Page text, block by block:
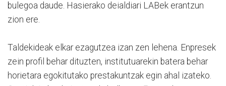
bulegoa daude. Hasierako deialdiari LABek erantzun
zion ere.
Taldekideak elkar ezagutzea izan zen lehena. Enpresek
zein profil behar dituzten, institutuarekin batera behar
horietara egokitutako prestakuntzak egin ahal izateko.